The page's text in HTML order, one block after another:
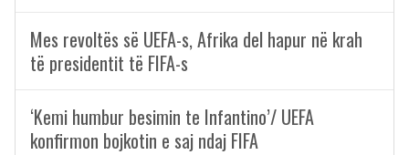
Mes revoltës së UEFA-s, Afrika del hapur në krah
të presidentit të FIFA-s
‘Kemi humbur besimin te Infantino’/ UEFA
konfirmon bojkotin e saj ndaj FIFA